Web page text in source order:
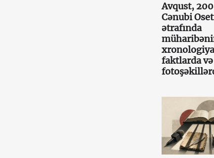
Avqust,
Cənubi
ətrafında
faktlarda və